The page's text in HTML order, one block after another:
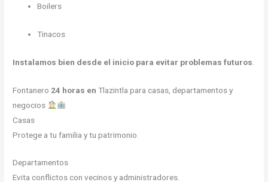
Boilers
Tinacos
Instalamos bien desde el inicio para evitar problemas futuros
Fontanero 24 horas en Tlazintla para casas, departamentos y
negocios
Casas
Protege a tu familia y tu patrimonio.
Departamentos
Evita conflictos con vecinos y administradores.